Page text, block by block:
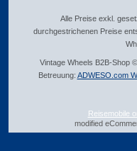
Alle Preise exkl.
durchgestrichenen Preise
Vintage Wheels B2B-Shop
Betreuung: ADWESO.com
Reisemobile
modified